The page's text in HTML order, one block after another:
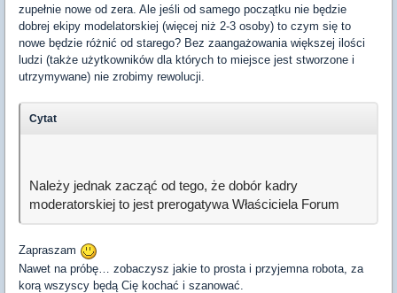
zupełnie nowe od zera. Ale jeśli od samego początku nie będzie
dobrej ekipy modelatorskiej (więcej niż 2-3 osoby) to czym się to
nowe będzie różnić od starego? Bez zaangażowania większej ilości
ludzi (także użytkowników dla których to miejsce jest stworzone i
utrzymywane) nie zrobimy rewolucji.
Cytat
Należy jednak zacząć od tego, że dobór kadry
moderatorskiej to jest prerogatywa Właściciela Forum
Zapraszam
Nawet na próbę… zobaczysz jakie to prosta i przyjemna robota, za
korą wszyscy będą Cię kochać i szanować.